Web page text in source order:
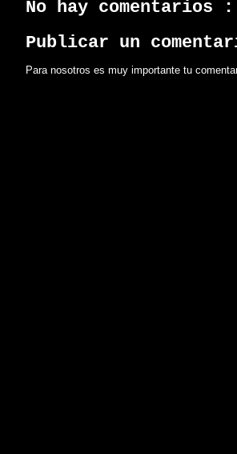
No hay comentarios :
Publicar un
Para nosotros es muy importante tu